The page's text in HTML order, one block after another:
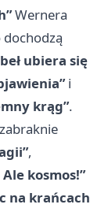
Wernera
ubiera się
i
krąg”.
,
kosmos!”
na krańcach